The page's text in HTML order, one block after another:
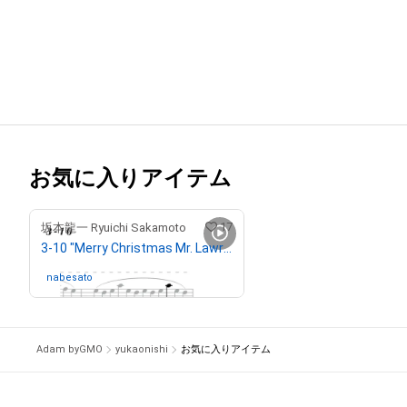
お気に入りアイテム
坂本龍一 Ryuichi Sakamoto 17
3-10 "Merry Christmas Mr. Lawrence" Ryuichi Sakamoto 坂本 龍一
nabesato さんが保有中
Adam byGMO yukaonishi お気に入りアイテム